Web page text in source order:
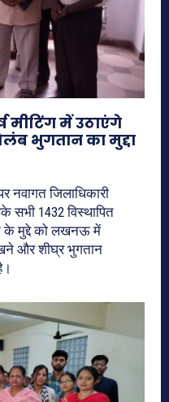
मीटिंग में उठाएंगे
भुगतान का मुद्दा
नवागत जिलाधिकारी
1432 विस्थापित
के मुद्दे को लखनऊ में
और शीघ्र भुगतान